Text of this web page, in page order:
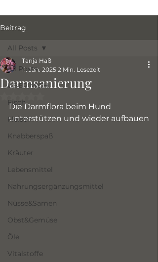
Beitrag
All Posts
ÜBER MICH
Fisch
Fleisch
Knabberspaß
Kräuter
Lebensmittel
Nahrungsergänzungsmittel
Nüsse&Samen
Obst&Gemüse
Öle
Vitalstoffe
All Posts
Darmsanierung
Tanja Haß
11. Jan. 2025 2 Min. Lesezeit
Die Darmflora beim Hund
unterstützen und wieder aufbauen